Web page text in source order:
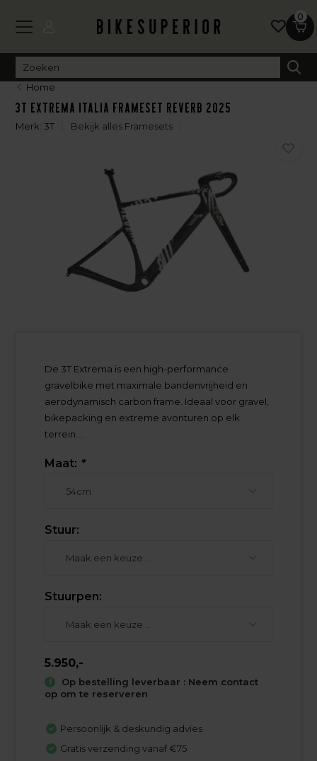
0
Home
3T Extrema ITALIA Frameset Reverb 2025
Merk: 3T Bekijk alles Framesets
De 3T Extrema is een high-performance
gravelbike met maximale bandenvrijheid en
aerodynamisch carbon frame. Ideaal voor gravel,
bikepacking en extreme avonturen op elk
terrein....
Maat: *
Stuur:
Stuurpen:
5.950,-
Op bestelling leverbaar : Neem contact
op om te reserveren
Persoonlijk & deskundig advies
Gratis verzending vanaf €75